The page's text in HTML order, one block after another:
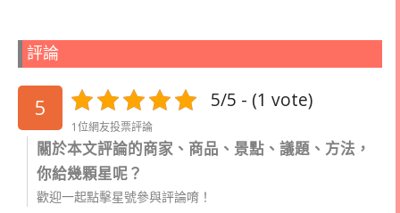
評論
5 5/5 - (1 vote)
1位網友投票評論
關於本文評論的商家、商品、景點、議題、方法，
你給幾顆星呢？
歡迎一起點擊星號參與評論唷！